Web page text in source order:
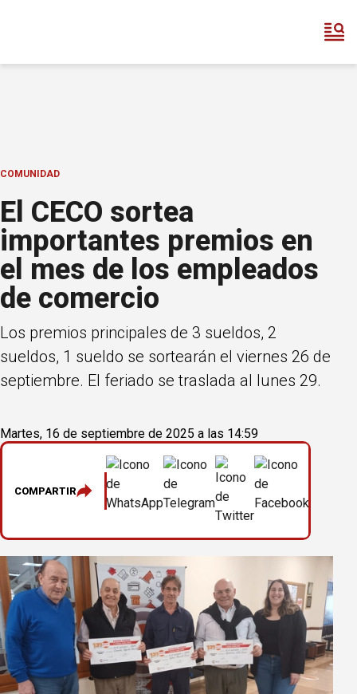
COMUNIDAD
El CECO sortea
importantes premios en
el mes de los empleados
de comercio
Los premios principales de 3 sueldos, 2
sueldos, 1 sueldo se sortearán el viernes 26 de
septiembre. El feriado se traslada al lunes 29.
Martes, 16 de septiembre de 2025 a las 14:59
COMPARTIR